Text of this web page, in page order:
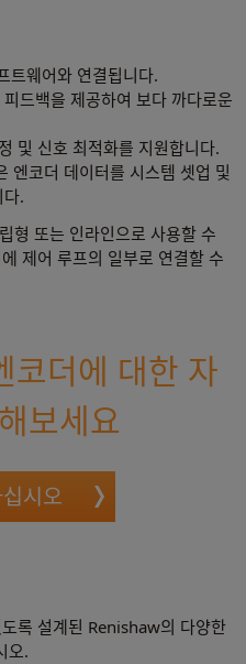
트웨어와 연결됩니다.
드백을 제공하여 보다 까다로운
및 신호 최적화를 지원합니다.
엔코더 데이터를 시스템 셋업 및
.
형 또는 인라인으로 사용할 수
제어 루프의 일부로 연결할 수
더에 대한 자
보세요
시오
록 설계된 Renishaw의 다양한
오.